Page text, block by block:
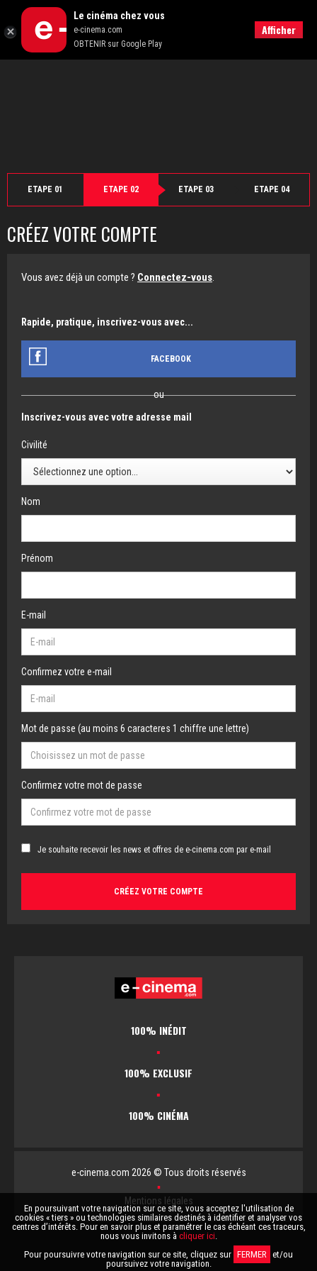
En poursuivant votre navigation sur ce site, vous acceptez l'utilisation de
cookies « tiers » ou technologies similaires destinés à identifier et analyser vos
centres d’intérêts. Pour en savoir plus et paramétrer le cas échéant ces traceurs,
nous vous invitons à cliquer ici.
Pour poursuivre votre navigation sur ce site, cliquez sur FERMER et/ou
poursuivez votre navigation.
ETAPE 01 ETAPE 02 ETAPE 03 ETAPE 04
CRÉEZ VOTRE COMPTE
Vous avez déjà un compte ? Connectez-vous.
Rapide, pratique, inscrivez-vous avec...
FACEBOOK
ou
Inscrivez-vous avec votre adresse mail
Civilité
Nom
Prénom
E-mail
Confirmez votre e-mail
Mot de passe (au moins 6 caracteres 1 chiffre une lettre)
Confirmez votre mot de passe
Je souhaite recevoir les news et offres de e-cinema.com par e-mail
100% INÉDIT
▪
100% EXCLUSIF
▪
100% CINÉMA
e-cinema.com 2026 © Tous droits réservés
▪
Mentions légales
Retour Le cinéma chez vous
e-cinema.com
OBTENIR sur Google Play
Afficher